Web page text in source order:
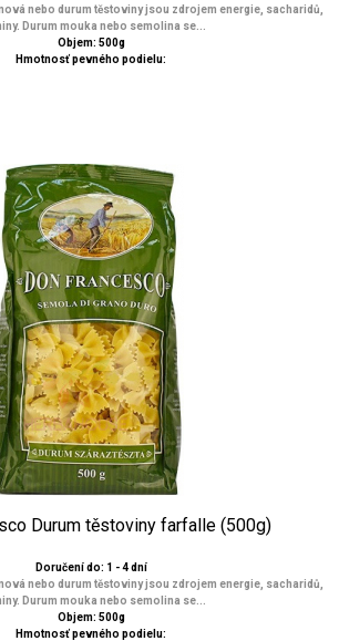
nebo durum těstoviny jsou zdrojem energie, sacharidů,
Durum mouka nebo semolina se...
Objem: 500g
Hmotnosť pevného podielu:
Durum těstoviny farfalle (500g)
Doručení do: 1 - 4 dní
nebo durum těstoviny jsou zdrojem energie, sacharidů,
Durum mouka nebo semolina se...
Objem: 500g
Hmotnosť pevného podielu: